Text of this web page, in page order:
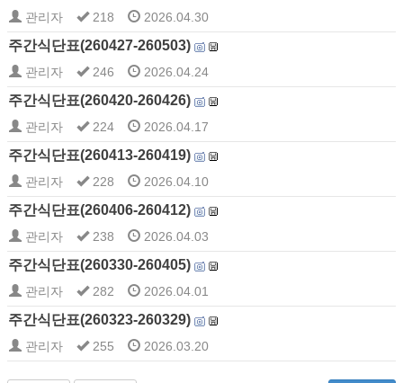
관리자 218 2026.04.30
주간식단표(260427-260503)
관리자 246 2026.04.24
주간식단표(260420-260426)
관리자 224 2026.04.17
주간식단표(260413-260419)
관리자 228 2026.04.10
주간식단표(260406-260412)
관리자 238 2026.04.03
주간식단표(260330-260405)
관리자 282 2026.04.01
주간식단표(260323-260329)
관리자 255 2026.03.20